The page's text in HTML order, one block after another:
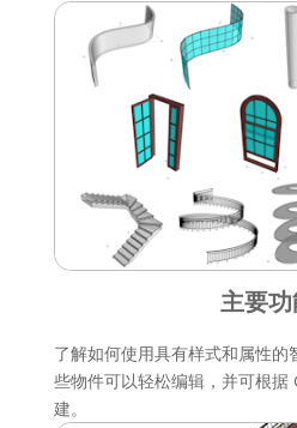
主要
了解如何使用具有样式和属性
些物件可以轻松编辑，并可根
建。